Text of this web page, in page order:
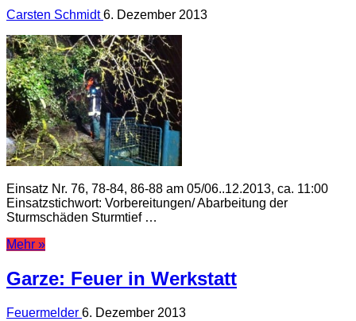
Carsten Schmidt6. Dezember 2013
Einsatz Nr. 76, 78-84, 86-88 am 05/06..12.2013, ca. 11:00
Einsatzstichwort: Vorbereitungen/ Abarbeitung der
Sturmschäden Sturmtief …
Mehr »
Garze: Feuer in Werkstatt
Feuermelder 6. Dezember 2013